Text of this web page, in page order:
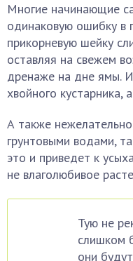
Многие начинающие
одинаковую ошибку в
прикорневую шейку
оставляя на свежем
дренаже на дне ямы.
хвойного кустарника,
А также
грунтовыми водами,
это и приведет к
не влаголюбивое
Тую не
слишком
они